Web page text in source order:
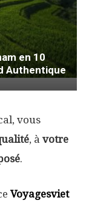
en 10
Authentique
vous
, à votre
.
Voyagesviet